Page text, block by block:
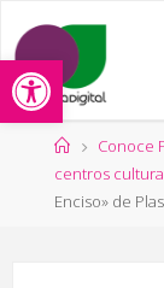
Abrir
contenido
Página
de
Inicio
Conoce
centros
Enciso» de